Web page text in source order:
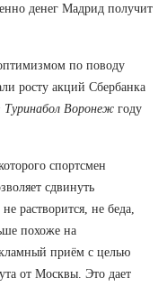
денег Мадрид получит
по поводу
росту акций Сбербанка
Воронеж году
спортсмен
сдвинуть
растворится, не беда,
похоже на
приём с целью
от Москвы. Это дает